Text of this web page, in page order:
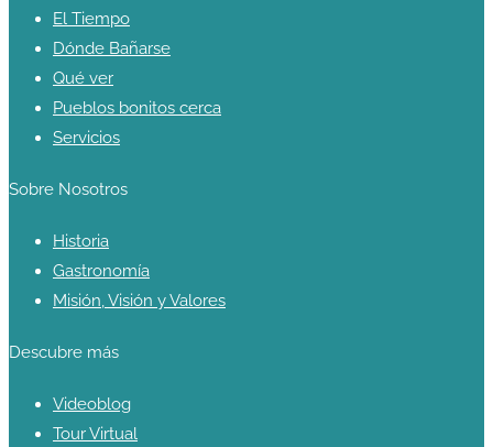
El Tiempo
Dónde Bañarse
Qué ver
Pueblos bonitos cerca
Servicios
Sobre Nosotros
Historia
Gastronomía
Misión, Visión y Valores
Descubre más
Videoblog
Tour Virtual